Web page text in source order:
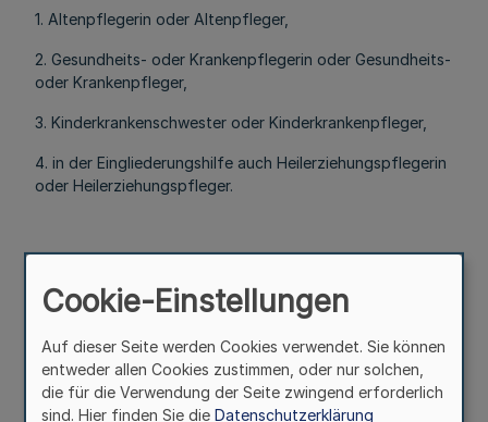
1. Altenpflegerin oder Altenpfleger,
2. Gesundheits- oder Krankenpflegerin oder Gesundheits-
oder Krankenpfleger,
3. Kinderkrankenschwester oder Kinderkrankenpfleger,
4. in der Eingliederungshilfe auch Heilerziehungspflegerin
oder Heilerziehungspfleger.
1. über ein staatlich anerkanntes, abgeschlossenes
Heilpädagogik, Erziehungswissenschaften, Psychologie
oder Gesundheits-, Pflege- oder Sozialmanagement,
2. über einen staatlich anerkannten Berufsabschluss als
Cookie-Einstellungen
Auf dieser Seite werden Cookies verwendet. Sie können
entweder allen Cookies zustimmen, oder nur solchen,
die für die Verwendung der Seite zwingend erforderlich
sind. Hier finden Sie die Datenschutzerklärung